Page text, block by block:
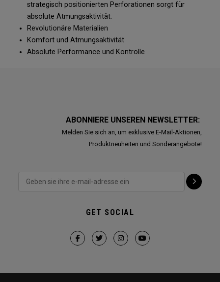
strategisch positionierten Perforationen sorgt für
absolute Atmungsaktivität.
Revolutionäre Materialien
Komfort und Atmungsaktivität
Absolute Performance und Kontrolle
ABONNIERE UNSEREN NEWSLETTER:
Melden Sie sich an, um exklusive E-Mail-Aktionen,
Produktneuheiten und Sonderangebote!
GET SOCIAL